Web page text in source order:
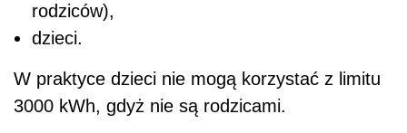
rodziców),
dzieci.
W praktyce dzieci nie mogą korzystać z limitu
3000 kWh, gdyż nie są rodzicami.